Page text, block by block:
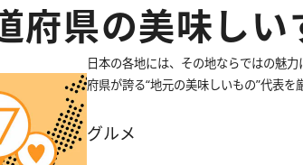
府県の美味しい
日本の各地には、その地ならではの魅
府県が誇る“地元の美味しいもの”代表を
グルメ